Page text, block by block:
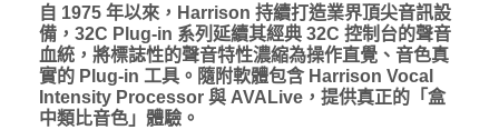
自 1975 年以來，Harrison 持續打造業界頂尖音訊設
備，32C Plug-in 系列延續其經典 32C 控制台的聲音
血統，將標誌性的聲音特性濃縮為操作直覺、音色真
實的 Plug-in 工具。隨附軟體包含 Harrison Vocal
Intensity Processor 與 AVALive，提供真正的「盒
中類比音色」體驗。